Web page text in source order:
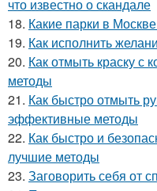
что известно о скандале
18. Какие парки в
19. Как исполнить
20. Как отмыть краску с
методы
21. Как быстро отмыть
эффективные методы
22. Как быстро и
лучшие методы
23. Заговорить себя от